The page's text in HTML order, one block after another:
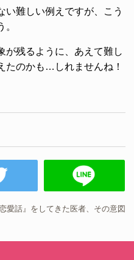
い難しい例えですが、こう
が残るように、あえて難し
たのかも…しれませんね！
愛話』をしてきた医者、その意図